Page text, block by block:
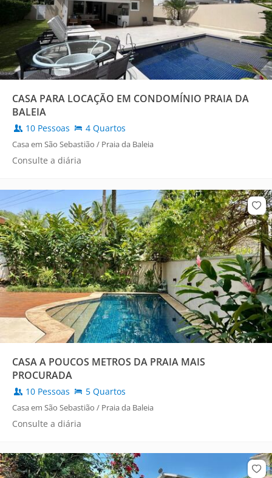
CASA PARA LOCAÇÃO EM CONDOMÍNIO PRAIA DA
BALEIA
10 Pessoas 4 Quartos
Casa em São Sebastião / Praia da Baleia
Consulte a diária
CASA A POUCOS METROS DA PRAIA MAIS
PROCURADA
10 Pessoas 5 Quartos
Casa em São Sebastião / Praia da Baleia
Consulte a diária